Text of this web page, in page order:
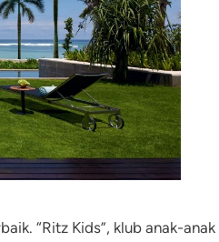
“Ritz Kids”, klub anak-